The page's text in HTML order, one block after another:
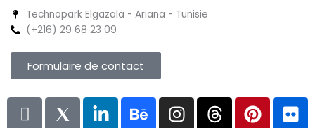
Technopark Elgazala - Ariana - Tunisie
(+216) 29 68 23 09
Formulaire de contact
L
n
I
c
L
i
B
e
I
n
T
h
P
i
F
l
F
l
Y
o